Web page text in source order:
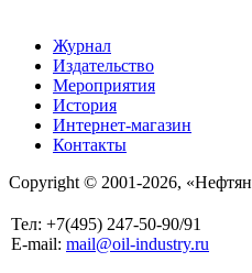
Журнал
Издательство
Мероприятия
История
Интернет-магазин
Контакты
Copyright © 2001-2026,
Тел: +7(495) 247-50-90/91
E-mail: mail@oil-industry.ru